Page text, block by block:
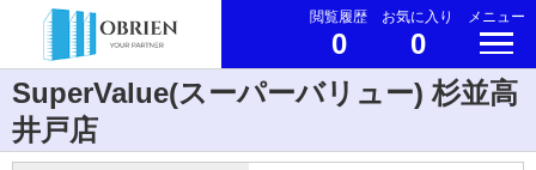
閲覧履歴
0
お気に入り
0
メニュー
SuperValue(スーパーバリュー) 杉並高
井戸店